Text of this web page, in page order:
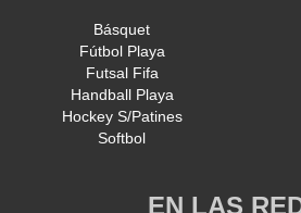
Básquet
Fútbol Playa
Futsal Fifa
Handball Playa
Hockey S/Patines
Softbol
EN LAS